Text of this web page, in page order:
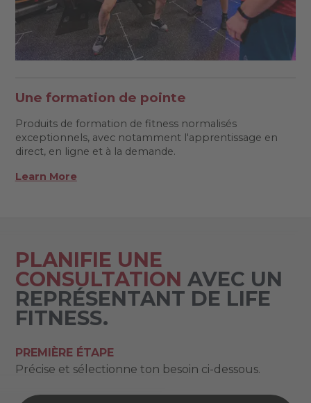
Une formation de pointe
Produits de formation de fitness normalisés
exceptionnels, avec notamment l'apprentissage en
direct, en ligne et à la demande.
Learn More
PLANIFIE UNE
CONSULTATION AVEC UN
REPRÉSENTANT DE LIFE
FITNESS.
PREMIÈRE ÉTAPE
Précise et sélectionne ton besoin ci-dessous.